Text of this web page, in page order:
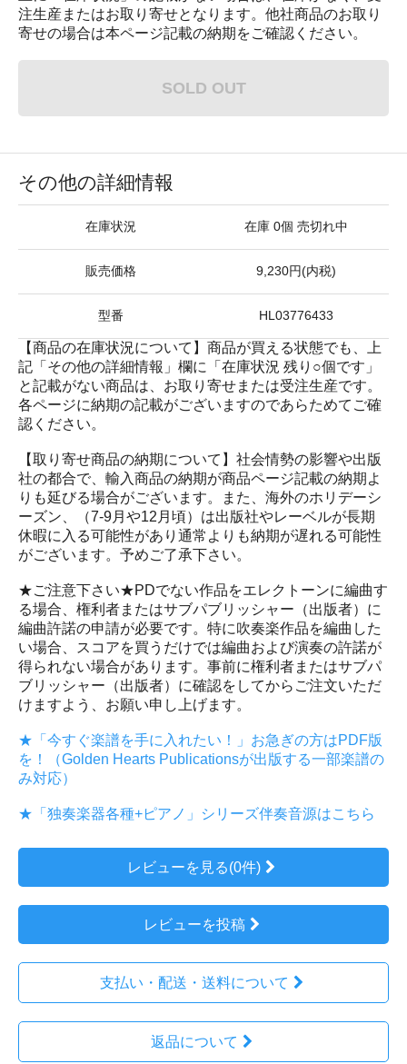
注生産またはお取り寄せとなります。他社商品のお取り
寄せの場合は本ページ記載の納期をご確認ください。
SOLD OUT
その他の詳細情報
在庫状況 在庫 0個 売切れ中
販売価格 9,230円(内税)
型番 HL03776433
【商品の在庫状況について】商品が買える状態でも、上
記「その他の詳細情報」欄に「在庫状況 残り○個です」
と記載がない商品は、お取り寄せまたは受注生産です。
各ページに納期の記載がございますのであらためてご確
認ください。
【取り寄せ商品の納期について】社会情勢の影響や出版
社の都合で、輸入商品の納期が商品ページ記載の納期よ
りも延びる場合がございます。また、海外のホリデーシ
ーズン、（7-9月や12月頃）は出版社やレーベルが長期
休暇に入る可能性があり通常よりも納期が遅れる可能性
がございます。予めご了承下さい。
★ご注意下さい★PDでない作品をエレクトーンに編曲す
る場合、権利者またはサブパブリッシャー（出版者）に
編曲許諾の申請が必要です。特に吹奏楽作品を編曲した
い場合、スコアを買うだけでは編曲および演奏の許諾が
得られない場合があります。事前に権利者またはサブパ
ブリッシャー（出版者）に確認をしてからご注文いただ
けますよう、お願い申し上げます。
★「今すぐ楽譜を手に入れたい！」お急ぎの方はPDF版
を！（Golden Hearts Publicationsが出版する一部楽譜の
み対応）
★「独奏楽器各種+ピアノ」シリーズ伴奏音源はこちら
レビューを見る(0件)
レビューを投稿
支払い・配送・送料について
返品について